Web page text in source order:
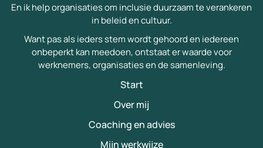
En ik help organisaties om inclusie duurzaam te verankeren
in beleid en cultuur.
Want pas als ieders stem wordt gehoord en iedereen
onbeperkt kan meedoen, ontstaat er waarde voor
werknemers, organisaties en de samenleving.
Start
Over mij
Coaching en advies
Mijn werkwijze